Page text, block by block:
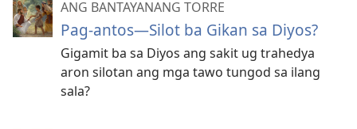
ANG BANTAYANANG TORRE
Pag-antos—Silot ba Gikan sa Diyos?
Gigamit ba sa Diyos ang sakit ug trahedya
aron silotan ang mga tawo tungod sa ilang
sala?